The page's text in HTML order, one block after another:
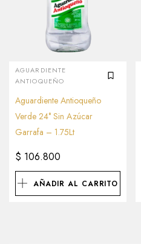
AGUARDIENTE
ANTIOQUEÑO
Aguardiente Antioqueño
Verde 24° Sin Azúcar
Garrafa – 1.75Lt
$ 106.800
AÑADIR AL CARRITO